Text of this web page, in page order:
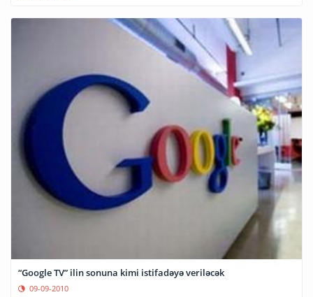
“Google TV” ilin sonuna kimi istifadəyə veriləcək
09-09-2010